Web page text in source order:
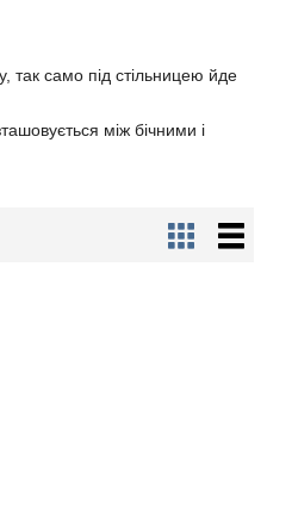
так само під стільницею йде
між бічними і